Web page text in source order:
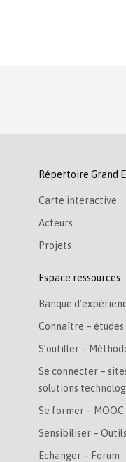
Répertoire Grand
Carte interactive
Acteurs
Projets
Espace ressources
Banque
Connaître – études
S’outiller –
Se connecter –
solutions
Se former –
Sensibiliser –
Echanger – Forum